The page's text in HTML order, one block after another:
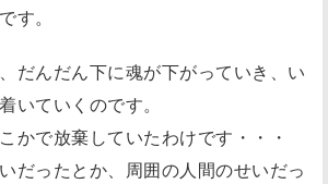
す。
だんだん下に魂が下がっていき、い
いていくのです。
かで放棄していたわけです・・・
だったとか、周囲の人間のせいだっ